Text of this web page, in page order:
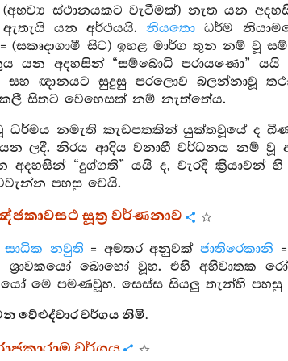
ස්ථානයකට වැටීමක්) නැත යන
ඇතැයි යන අර්ථයයි.නියතො ධර්ම
= (සකෘදාගාමී සිට) ඉහළ මාර්ග තුන නම් වූ
යන අදහසින් “සම්බොධි පරායණො” යයි
ඥානයට සුදුසු පරලොව බලන්නාවූ
සිතට වෙහෙසක් නම් නැත්තේය.
නමැති කැඩපතකින් යුක්තවූයේ ද
ලදී. නිරය ආදිය වනාහී වර්ධනය නම්
අදහසින් “දුග්ගති” යයි ද, වැරදි
පහසු වෙයි.
සූත්‍ර වර්ණනාව
සාධික නවුති = අමතර අනුවක්ජාතිරෙකානි
බොහෝ වූහ. එහි අහිවාතක
මෙ පමණවූහ. සෙස්ස සියලු තැන්හි පහසු
වේළුද්වාර වර්ගය නිමි.
වර්ගය